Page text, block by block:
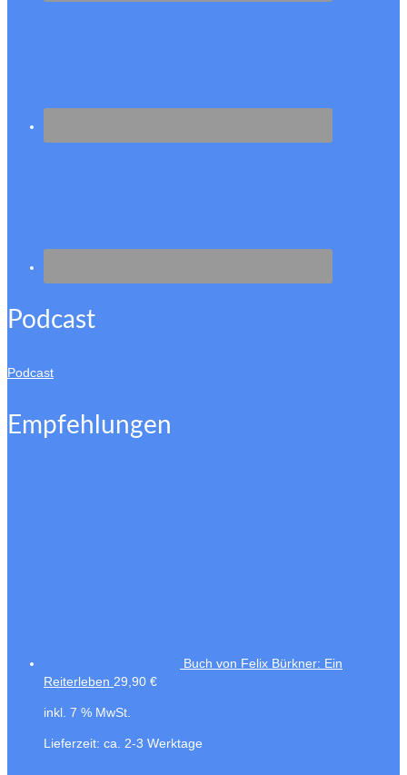
Podcast
Podcast
Empfehlungen
Buch von Felix Bürkner: Ein
Reiterleben 29,90 €
inkl. 7 % MwSt.
Lieferzeit: ca. 2-3 Werktage